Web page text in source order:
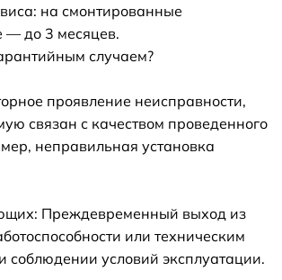
на смонтированные
— до 3 месяцев.
случаем?
проявление неисправности,
связан с качеством проведенного
неправильная установка
Преждевременный выход из
или техническим
соблюдении условий эксплуатации.